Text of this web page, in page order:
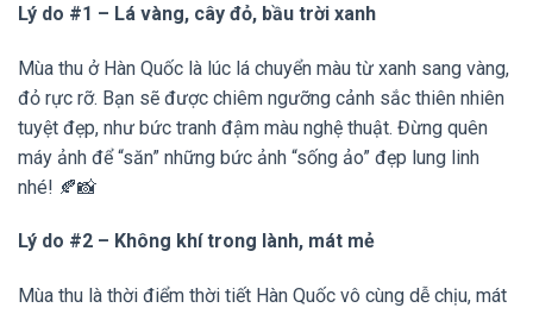
Lý do #1 – Lá vàng, cây đỏ, bầu trời xanh
Mùa thu ở Hàn Quốc là lúc lá chuyển màu từ xanh sang vàng,
đỏ rực rỡ. Bạn sẽ được chiêm ngưỡng cảnh sắc thiên nhiên
tuyệt đẹp, như bức tranh đậm màu nghệ thuật. Đừng quên
máy ảnh để “săn” những bức ảnh “sống ảo” đẹp lung linh
nhé! 🍂📸
Lý do #2 – Không khí trong lành, mát mẻ
Mùa thu là thời điểm thời tiết Hàn Quốc vô cùng dễ chịu, mát